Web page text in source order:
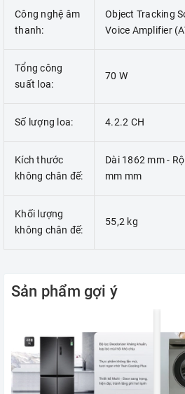
Công nghệ âm
thanh:
Object Tracking
Voice Amplifier
Tổng công
suất loa:
70 W
Số lượng loa: 4.2.2 CH
Kích thước
không chân đế:
Dài 1862 mm -
mm mm
Khối lượng
không chân đế:
55,2 kg
Sản phẩm gợi ý